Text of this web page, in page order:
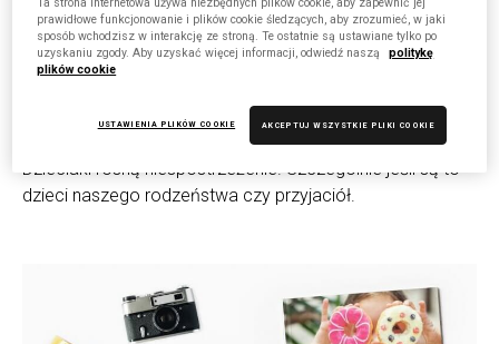
prezent na roczek dla dziewczynki
Dzieciaki rosną niespostrzeżenie. Szczególnie jeśli są to
dzieci naszego rodzeństwa czy przyjaciół.
prawidłowe funkcjonowanie i plików cookie śledzących, aby zrozumieć, w jaki
sposób wchodzisz w interakcję ze stroną. Te ostatnie są ustawiane tylko po
uzyskaniu zgody. Aby uzyskać więcej informacji, odwiedź naszą
politykę
plików cookie
USTAWIENIA PLIKÓW COOKIE AKCEPTUJ WSZYSTKIE PLIKI COOKIE